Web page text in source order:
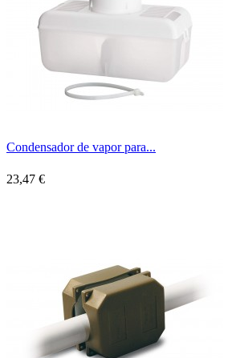
Condensador de vapor para...
23,47 €